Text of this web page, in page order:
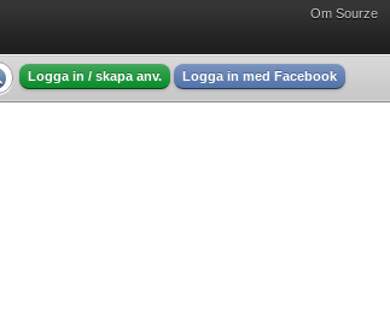
Om Sourze
Logga in / skapa anv. Logga in med Facebook